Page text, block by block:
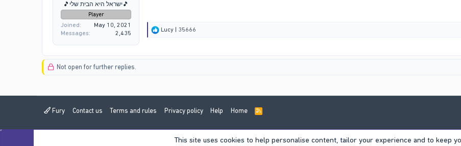
🎵ישראל היא הבית שלי🎵
Player
Joined
May 10, 2021
Messages
2,435
R
s
Lucy | 35666
Not open for further replies.
Fury Contact us Terms and rules Privacy policy Help Home
R
This site uses cookies to help personalise content, tailor your experience and to keep